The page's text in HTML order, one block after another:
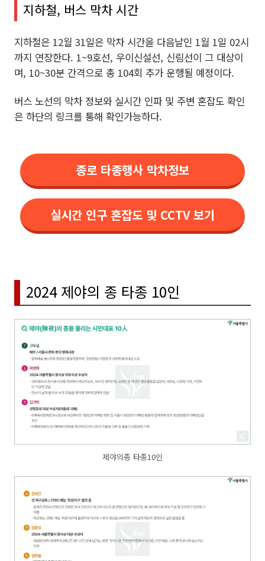
지하철, 버스 막차 시간
지하철은 12월 31일은 막차 시간을 다음날인 1월 1일 02시
까지 연장한다. 1~9호선, 우이신설선, 신림선이 그 대상이
며, 10~30분 간격으로 총 104회 추가 운행될 예정이다.
버스 노선의 막차 정보와 실시간 인파 및 주변 혼잡도 확인
은 하단의 링크를 통해 확인가능하다.
종로 타종행사 막차정보
실시간 인구 혼잡도 및 CCTV 보기
2024 제야의 종 타종 10인
제야의종 타종10인